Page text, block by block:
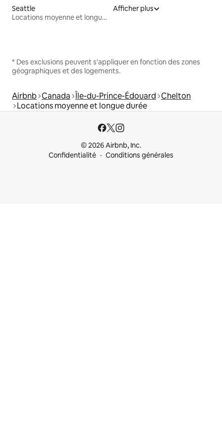
Seattle
Locations moyenne et longue durée
Afficher plus
* Des exclusions peuvent s'appliquer en fonction des zones
géographiques et des logements.
Airbnb Canada Île-du-Prince-Édouard Chelton
Locations moyenne et longue durée
© 2026 Airbnb, Inc.
Confidentialité
Conditions générales